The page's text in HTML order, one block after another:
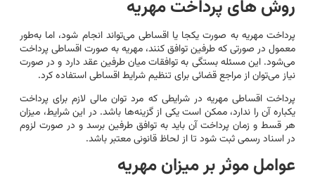
روش های پرداخت مهریه
پرداخت مهریه به صورت یکجا یا اقساطی می‌تواند انجام شود، اما به‌طور
معمول در صورتی که طرفین توافق کنند، مهریه به صورت اقساطی پرداخت
می‌شود. این مسئله بستگی به توافقات میان طرفین عقد دارد و در صورت
نیاز می‌توان از مراجع قضائی برای تنظیم شرایط اقساطی استفاده کرد.
پرداخت اقساطی مهریه در شرایطی که مرد توان مالی لازم برای پرداخت
یکباره آن را ندارد، ممکن است یکی از گزینه‌ها باشد. در این شرایط، میزان
هر قسط و زمان پرداخت آن باید به توافق طرفین برسد و در صورت لزوم
در اسناد رسمی ثبت شود تا از لحاظ قانونی معتبر باشد.
عوامل موثر بر میزان مهریه